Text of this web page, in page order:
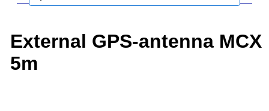
External GPS-antenna MCX
5m